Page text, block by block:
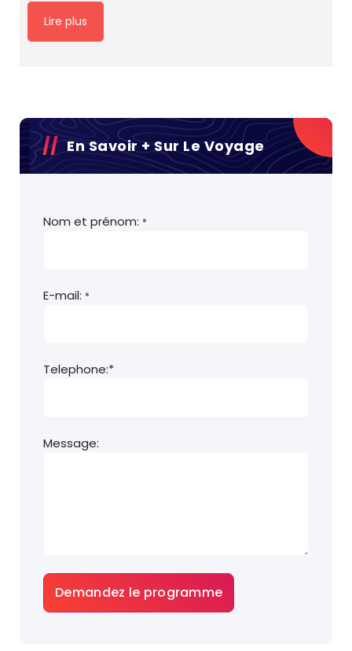
Lire plus
En Savoir + Sur Le Voyage
Nom et prénom: *
E-mail: *
Telephone:*
Message: